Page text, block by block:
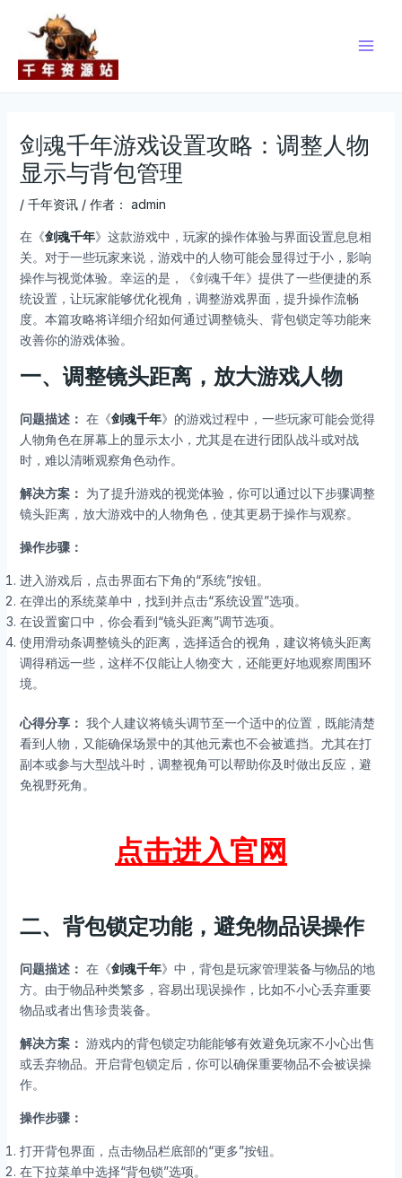
剑魂千年游戏设置攻略：调整人物
显示与背包管理
/ 千年资讯/ 作者： admin
在《剑魂千年》这款游戏中，玩家的操作体验与界面设置息息相
关。对于一些玩家来说，游戏中的人物可能会显得过于小，影响
操作与视觉体验。幸运的是，《剑魂千年》提供了一些便捷的系
统设置，让玩家能够优化视角，调整游戏界面，提升操作流畅
度。本篇攻略将详细介绍如何通过调整镜头、背包锁定等功能来
改善你的游戏体验。
一、调整镜头距离，放大游戏人物
问题描述： 在《剑魂千年》的游戏过程中，一些玩家可能会觉得
人物角色在屏幕上的显示太小，尤其是在进行团队战斗或对战
时，难以清晰观察角色动作。
解决方案： 为了提升游戏的视觉体验，你可以通过以下步骤调整
镜头距离，放大游戏中的人物角色，使其更易于操作与观察。
操作步骤：
进入游戏后，点击界面右下角的“系统”按钮。
在弹出的系统菜单中，找到并点击“系统设置”选项。
在设置窗口中，你会看到“镜头距离”调节选项。
使用滑动条调整镜头的距离，选择适合的视角，建议将镜头距离
调得稍远一些，这样不仅能让人物变大，还能更好地观察周围环
境。
心得分享： 我个人建议将镜头调节至一个适中的位置，既能清楚
看到人物，又能确保场景中的其他元素也不会被遮挡。尤其在打
副本或参与大型战斗时，调整视角可以帮助你及时做出反应，避
免视野死角。
点击进入官网
二、背包锁定功能，避免物品误操作
问题描述： 在《剑魂千年》中，背包是玩家管理装备与物品的地
方。由于物品种类繁多，容易出现误操作，比如不小心丢弃重要
物品或者出售珍贵装备。
解决方案： 游戏内的背包锁定功能能够有效避免玩家不小心出售
或丢弃物品。开启背包锁定后，你可以确保重要物品不会被误操
作。
操作步骤：
打开背包界面，点击物品栏底部的“更多”按钮。
在下拉菜单中选择“背包锁”选项。
navigation